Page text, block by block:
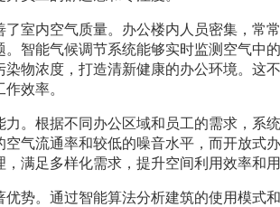
室内空气质量。办公楼内人员密集，常
智能气候调节系统能够实时监测空气中
物浓度，打造清新健康的办公环境。这
效率。
。根据不同办公区域和员工的需求，系
气流通率和较低的噪音水平，而开放式
满足多样化需求，提升空间利用效率和用
势。通过智能算法分析建筑的使用模式